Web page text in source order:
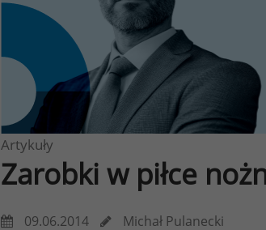
Artykuły
Zarobki w piłce
09.06.2014 Michał Pulanecki